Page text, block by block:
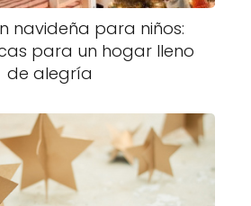
navideña para niños:
para un hogar lleno
de alegría